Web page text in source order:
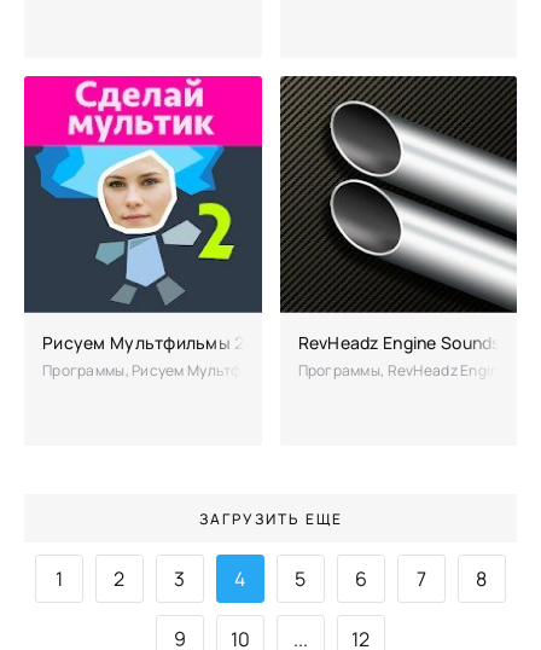
Рисуем Мультфильмы 2 полная версия (взлом)
Программы, Рисуем Мультфильмы 2 – отличное приложение для
RevHeadz Engine Sounds
Программы, RevHeadz Engine
ЗАГРУЗИТЬ ЕЩЕ
1 2 3 4 5 6 7 8
9 10 ... 12